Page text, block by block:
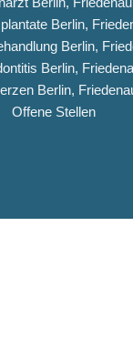
Berlin, Friedenau
Berlin,
Berlin,
Berlin,
Berlin,
Offene Stellen